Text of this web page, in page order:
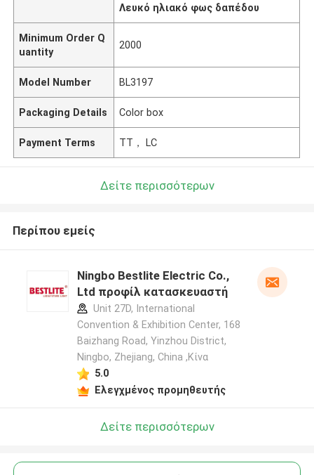
Λευκό ηλιακό φως δαπέδου
Minimum Order Q
uantity
2000
Model Number BL3197
Packaging Details Color box
Payment Terms TT， LC
Δείτε περισσότερων
Περίπου εμείς
Ningbo Bestlite Electric Co.,
Ltd προφίλ κατασκευαστή
Unit 27D, International
Convention & Exhibition Center, 168
Baizhang Road, Yinzhou District,
Ningbo, Zhejiang, China ,Κίνα
5.0
Ελεγχμένος προμηθευτής
Δείτε περισσότερων